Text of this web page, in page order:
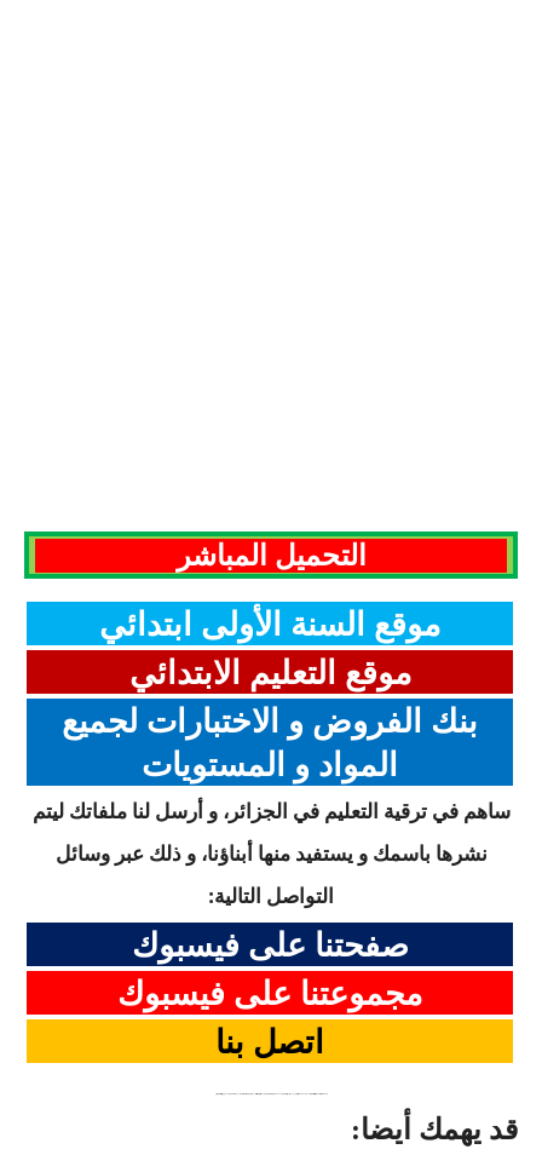
التحميل المباشر
موقع السنة الأولى ابتدائي
موقع التعليم الابتدائي
بنك الفروض و الاختبارات لجميع
المواد و المستويات
ساهم في ترقية التعليم في الجزائر، و أرسل لنا ملفاتك ليتم
نشرها باسمك و يستفيد منها أبناؤنا، و ذلك عبر وسائل
التواصل التالية:
صفحتنا على فيسبوك
مجموعتنا على فيسبوك
اتصل بنا
قد يهمك أيضا: